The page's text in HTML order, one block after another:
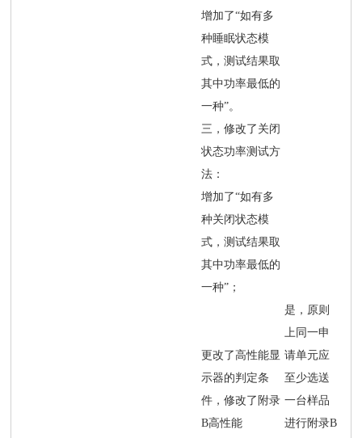
增加了“如有多
种睡眠状态模
式，测试结果取
其中功率最低的
一种”。
三，修改了关闭
状态功率测试方
法：
增加了“如有多
种关闭状态模
式，测试结果取
其中功率最低的
一种”；
更改了高性能显
示器的判定条
件，修改了附录
B高性能
是，原则
上同一申
请单元应
至少选送
一台样品
进行附录B